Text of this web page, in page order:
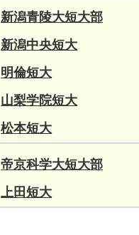
新潟青陵大短大部
新潟中央短大
明倫短大
山梨学院短大
松本短大
帝京科学大短大部
上田短大